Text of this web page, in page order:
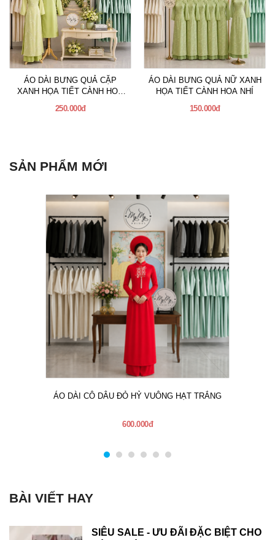
ÁO DÀI BƯNG QUẢ CẶP
XANH HỌA TIẾT CÀNH HOA
250.000đ
ÁO DÀI BƯNG QUẢ NỮ XANH
HỌA TIẾT CÀNH HOA NHÍ
150.000đ
SẢN PHẨM MỚI
ÁO DÀI CÔ DÂU ĐỎ HỶ VUÔNG HẠT TRẮNG
600.000đ
BÀI VIẾT HAY
SIÊU SALE - ƯU ĐÃI ĐẶC BIỆT CHO